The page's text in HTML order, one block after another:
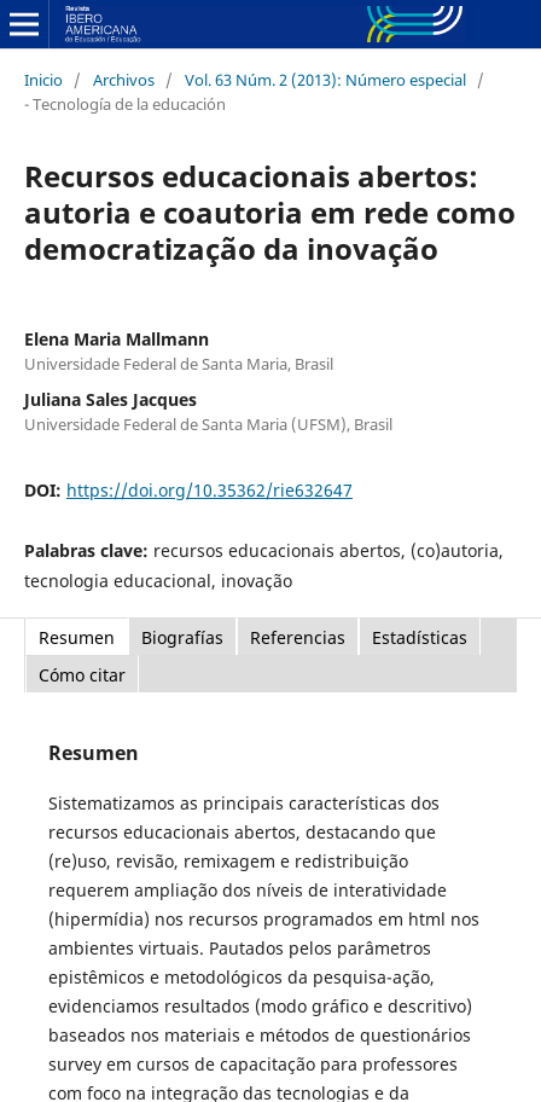
Inicio / Archivos / Vol. 63 Núm. 2 (2013): Número especial /
- Tecnología de la educación
Recursos educacionais abertos:
autoria e coautoria em rede como
democratização da inovação
Elena Maria Mallmann
Universidade Federal de Santa Maria, Brasil
Juliana Sales Jacques
Universidade Federal de Santa Maria (UFSM), Brasil
DOI: https://doi.org/10.35362/rie632647
Palabras clave: recursos educacionais abertos, (co)autoria,
tecnologia educacional, inovação
Resumen Biografías Referencias
Estadísticas
Cómo citar
Resumen
Sistematizamos as principais características dos
recursos educacionais abertos, destacando que
(re)uso, revisão, remixagem e redistribuição
requerem ampliação dos níveis de interatividade
(hipermídia) nos recursos programados em html nos
ambientes virtuais. Pautados pelos parâmetros
epistêmicos e metodológicos da pesquisa-ação,
evidenciamos resultados (modo gráfico e descritivo)
baseados nos materiais e métodos de questionários
survey em cursos de capacitação para professores
com foco na integração das tecnologias e da